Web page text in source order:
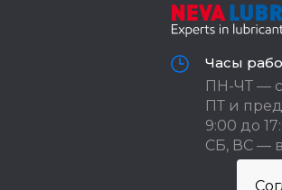
Часы
ПН-ЧТ — с
ПТ и
9:00 до
СБ, ВС —